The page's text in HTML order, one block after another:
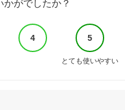
がでしたか？
4 5
とても使いやすい